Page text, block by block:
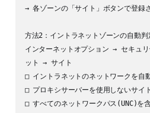
→ 各ゾーンの「サイト」ボタンで登録
方法2：イントラネットゾーンの自動
インターネットオプション → セキュ
ット → サイト
□ イントラネットのネットワークを自
□ プロキシサーバーを使用しないサイ
□ すべてのネットワークパス(UNC)を